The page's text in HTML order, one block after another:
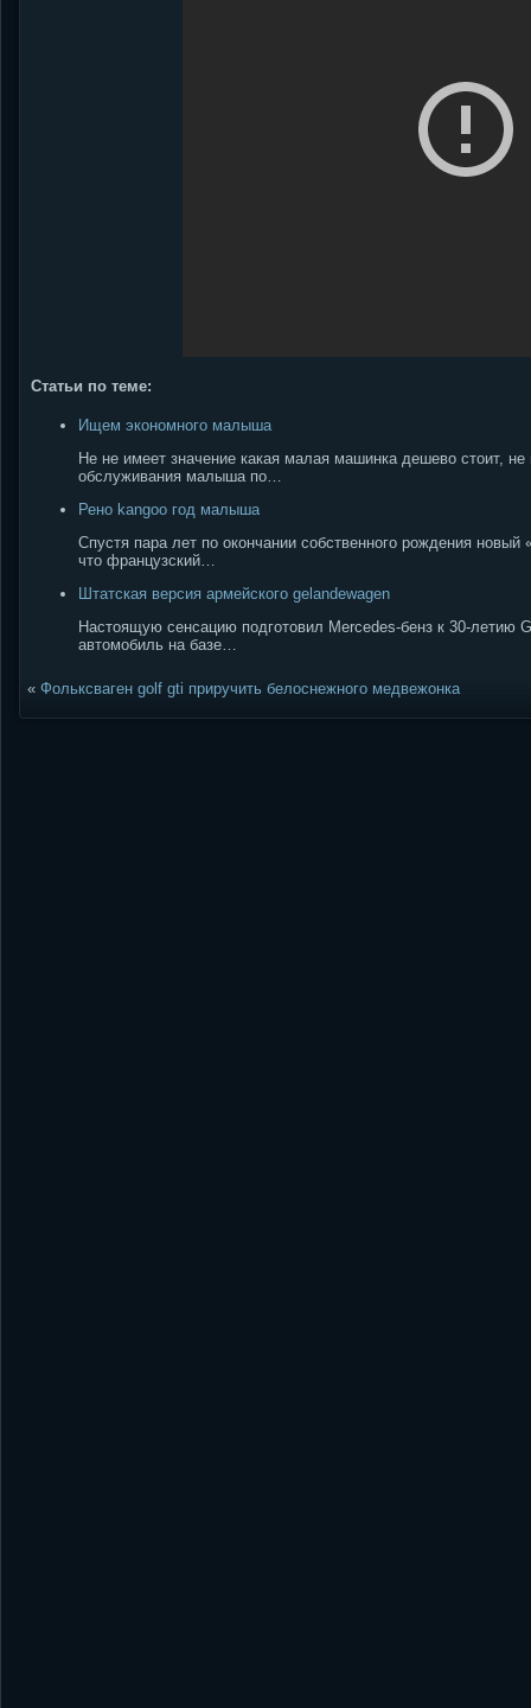
Статьи по теме:
Ищем экономного малыша
Не не имеет значение какая малая машинка дешево стоит,
обслуживания малыша по…
Рено kangoo год малыша
Спустя пара лет по окончании собственного рождения
что французский…
Штатская версия армейского gelandewagen
Настоящую сенсацию подготовил Mercedes-бенз к 30-летию
автомобиль на базе…
« Фольксваген golf gti приручить белоснежного медвежонка